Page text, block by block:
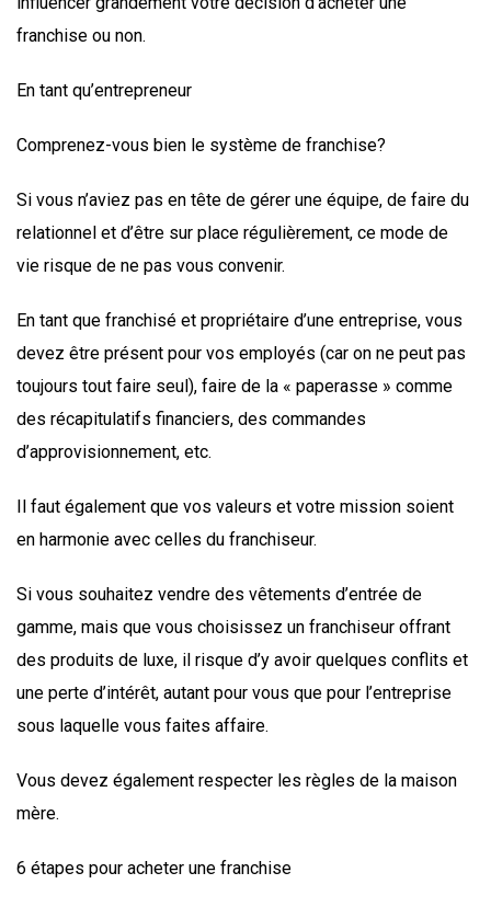
franchise ou non.
En tant qu’entrepreneur
Comprenez-vous bien le système de franchise?
Si vous n’aviez pas en tête de gérer une équipe, de faire du
relationnel et d’être sur place régulièrement, ce mode de
vie risque de ne pas vous convenir.
En tant que franchisé et propriétaire d’une entreprise, vous
devez être présent pour vos employés (car on ne peut pas
toujours tout faire seul), faire de la « paperasse » comme
des récapitulatifs financiers, des commandes
d’approvisionnement, etc.
Il faut également que vos valeurs et votre mission soient
en harmonie avec celles du franchiseur.
Si vous souhaitez vendre des vêtements d’entrée de
gamme, mais que vous choisissez un franchiseur offrant
des produits de luxe, il risque d’y avoir quelques conflits et
une perte d’intérêt, autant pour vous que pour l’entreprise
sous laquelle vous faites affaire.
Vous devez également respecter les règles de la maison
mère.
6 étapes pour acheter une franchise